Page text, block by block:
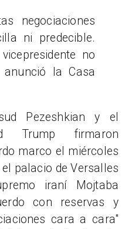
negociaciones
ni predecible.
no
la Casa
Pezeshkian y el
Trump firmaron
marco el miércoles
palacio de Versalles
iraní Mojtaba
con reservas y
cara a cara"